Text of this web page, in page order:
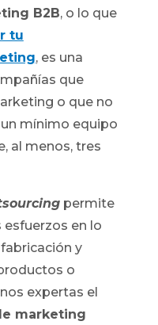
B2B, o lo que
tu
, es una
que
o que no
mínimo equipo
al menos, tres
permite
esfuerzos en lo
y
o
expertas el
marketing